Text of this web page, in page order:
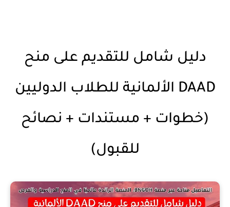
دليل شامل للتقديم على منح
DAAD الألمانية للطلاب الدوليين
(خطوات + مستندات + نصائح
للقبول)